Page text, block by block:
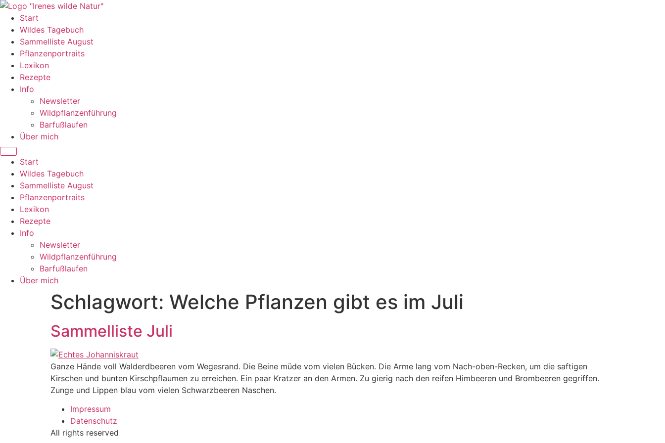
Zum
Inhalt
wechseln
Start
Wildes Tagebuch
Sammelliste August
Pflanzenportraits
Lexikon
Rezepte
Info
Newsletter
Wildpflanzenführung
Barfußlaufen
Über mich
Start
Wildes Tagebuch
Sammelliste August
Pflanzenportraits
Lexikon
Rezepte
Info
Newsletter
Wildpflanzenführung
Barfußlaufen
Über mich
Schlagwort: Welche Pflanzen gibt es im Juli
Sammelliste Juli
Ganze Hände voll Walderdbeeren vom Wegesrand. Die Beine müde vom vielen Bücken. Die Arme lang vom Nach-oben-Recken, um die saftigen
Kirschen und bunten Kirschpflaumen zu erreichen. Ein paar Kratzer an den Armen. Zu gierig nach den reifen Himbeeren und Brombeeren gegriffen.
Zunge und Lippen blau vom vielen Schwarzbeeren Naschen.
Impressum
Datenschutz
All rights reserved